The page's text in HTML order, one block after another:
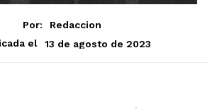
Por:
Redaccion
el
13 de agosto de 2023